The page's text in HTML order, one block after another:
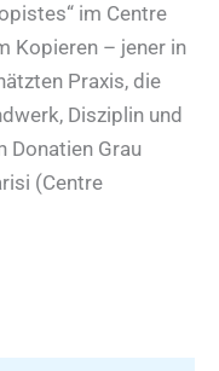
im Centre
Kopieren – jener in
Praxis, die
Disziplin und
Donatien Grau
(Centre